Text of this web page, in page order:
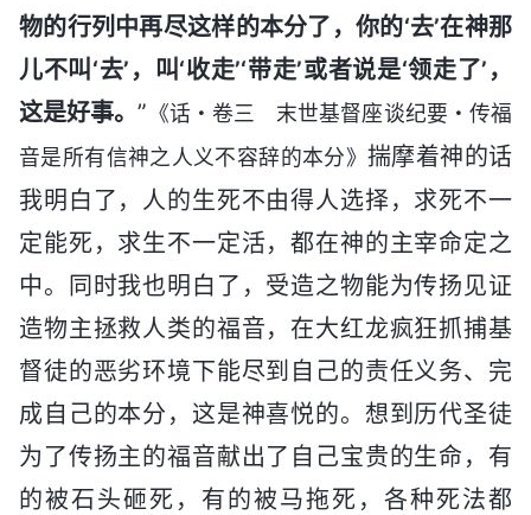
物的行列中再尽这样的本分了，你的‘去’在神那
儿不叫‘去’，叫‘收走’‘带走’或者说是‘领走了’，
这是好事。” 《话・卷三 末世基督座谈纪要・传福
音是所有信神之人义不容辞的本分》揣摩着神的话
我明白了，人的生死不由得人选择，求死不一
定能死，求生不一定活，都在神的主宰命定之
中。同时我也明白了，受造之物能为传扬见证
造物主拯救人类的福音，在大红龙疯狂抓捕基
督徒的恶劣环境下能尽到自己的责任义务、完
成自己的本分，这是神喜悦的。想到历代圣徒
为了传扬主的福音献出了自己宝贵的生命，有
的被石头砸死，有的被马拖死，各种死法都